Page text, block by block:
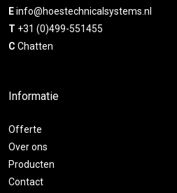
Einfo@hoestechnicalsystems.nl
T +31 (0)499-551455
C Chatten
Informatie
Offerte
Over ons
Producten
Contact